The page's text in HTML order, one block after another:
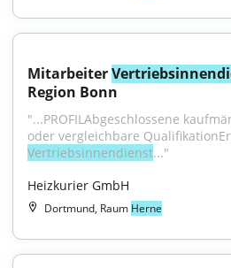
Mitarbeiter
Region Bonn
"...PROFILAbgeschlossene
Vertriebsinnendienst..."
Heizkurier GmbH
Dortmund, Raum Herne